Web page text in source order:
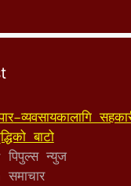
बाटो
पिपुल्स न्युज